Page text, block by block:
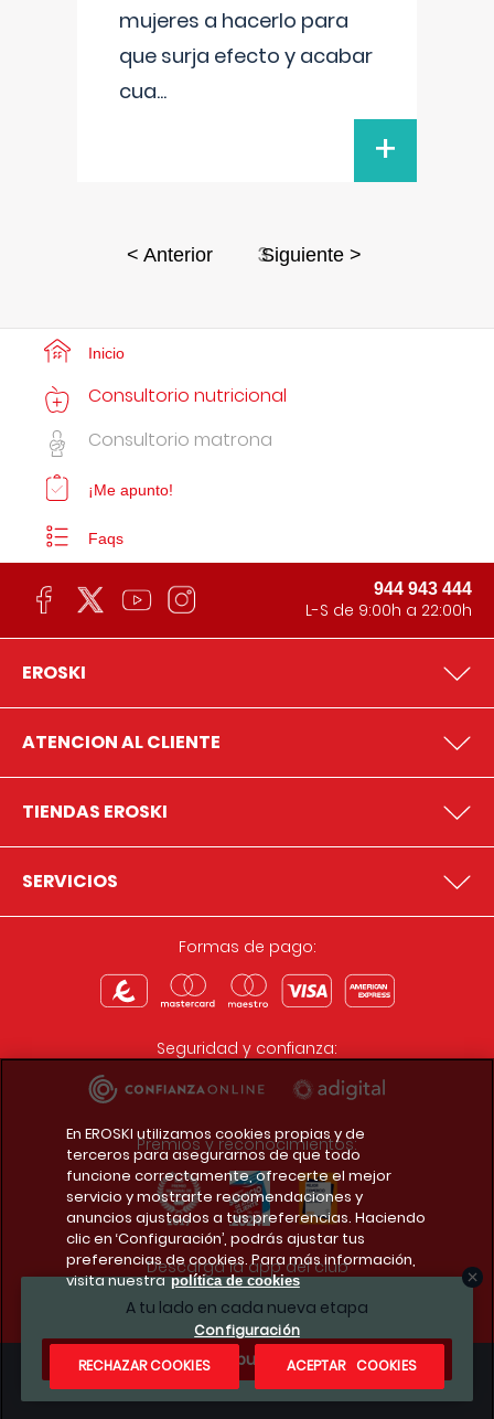
mujeres a hacerlo para
que surja efecto y acabar
cua...
+
< Anterior 3Siguiente >
A tu lado en cada nueva etapa
¿Te apuntas?
Inicio
Consultorio nutricional
Consultorio matrona
¡Me apunto!
Faqs
944 943 444
L-S de 9:00h a 22:00h
EROSKI
ATENCION AL CLIENTE
TIENDAS EROSKI
SERVICIOS
Formas de pago:
Seguridad y confianza:
Premios y reconocimientos:
Descarga la app del club
Condiciones legales
En EROSKI utilizamos cookies propias y de
terceros para asegurarnos de que todo
funcione correctamente, ofrecerte el mejor
servicio y mostrarte recomendaciones y
anuncios ajustados a tus preferencias. Haciendo
clic en ‘Configuración’, podrás ajustar tus
preferencias de cookies. Para más información,
visita nuestra política de cookies
Configuración
RECHAZAR COOKIES
ACEPTAR COOKIES